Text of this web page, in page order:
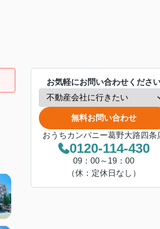
お気軽にお問い合わせくださ
無料お問い合わせ
おうちカンパニー葛野大路四条
0120-114-430
09：00～19：00
（休：定休日なし）